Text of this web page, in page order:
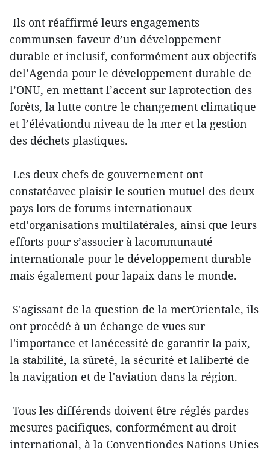
Ils ont réaffirmé leurs engagements
communsen faveur d’un développement
durable et inclusif, conformément aux objectifs
del’Agenda pour le développement durable de
l’ONU, en mettant l’accent sur laprotection des
forêts, la lutte contre le changement climatique
et l’élévationdu niveau de la mer et la gestion
des déchets plastiques.
Les deux chefs de gouvernement ont
constatéavec plaisir le soutien mutuel des deux
pays lors de forums internationaux
etd’organisations multilatérales, ainsi que leurs
efforts pour s’associer à lacommunauté
internationale pour le développement durable
mais également pour lapaix dans le monde.
S'agissant de la question de la merOrientale, ils
ont procédé à un échange de vues sur
l'importance et lanécessité de garantir la paix,
la stabilité, la sûreté, la sécurité et laliberté de
la navigation et de l'aviation dans la région.
Tous les différends doivent être réglés pardes
mesures pacifiques, conformément au droit
international, à la Conventiondes Nations Unies